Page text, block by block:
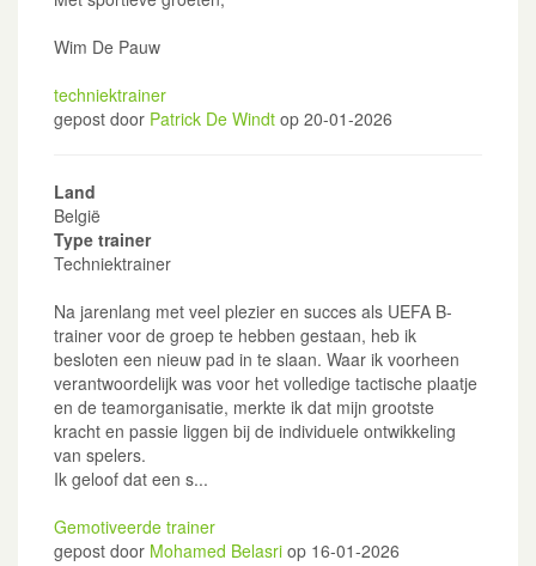
Wim De Pauw
techniektrainer
gepost door Patrick De Windt op 20-01-2026
Land
België
Type trainer
Techniektrainer
Na jarenlang met veel plezier en succes als UEFA B-
trainer voor de groep te hebben gestaan, heb ik
besloten een nieuw pad in te slaan. Waar ik voorheen
verantwoordelijk was voor het volledige tactische plaatje
en de teamorganisatie, merkte ik dat mijn grootste
kracht en passie liggen bij de individuele ontwikkeling
van spelers.
Ik geloof dat een s...
Gemotiveerde trainer
gepost door Mohamed Belasri op 16-01-2026